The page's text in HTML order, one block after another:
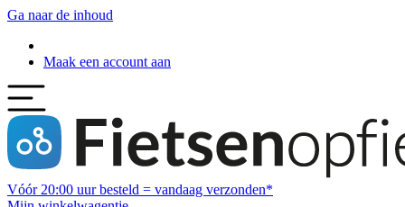
Ga naar de inhoud
Maak een account aan
Vóór 20:00 uur besteld = vandaag verzonden*